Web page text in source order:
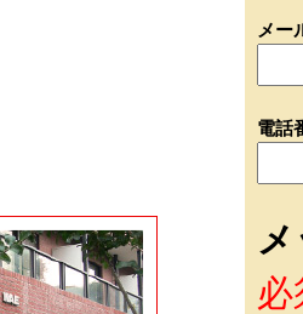
メー
電話
必